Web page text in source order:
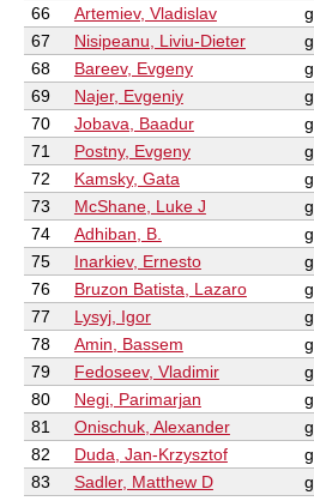
66
Artemiev, Vladislav g
67
Nisipeanu, Liviu-Dieter g
68
Bareev, Evgeny g
69
Najer, Evgeniy g
70
Jobava, Baadur g
71
Postny, Evgeny g
72
Kamsky, Gata g
73
McShane, Luke J g
74
Adhiban, B. g
75
Inarkiev, Ernesto g
76
Bruzon Batista, Lazaro g
77
Lysyj, Igor g
78
Amin, Bassem g
79
Fedoseev, Vladimir g
80
Negi, Parimarjan g
81
Onischuk, Alexander g
82
Duda, Jan-Krzysztof g
83
Sadler, Matthew D g